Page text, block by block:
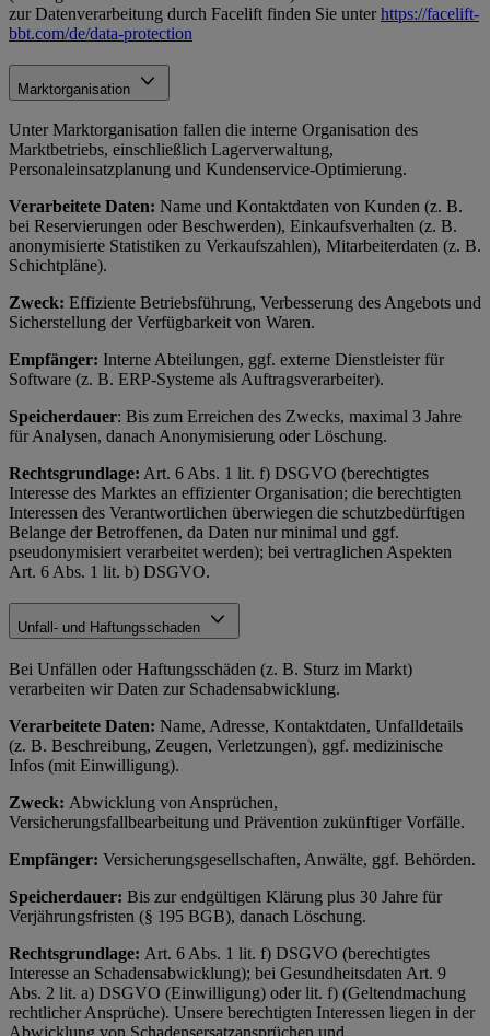
zur Datenverarbeitung durch Facelift finden Sie unter https://facelift-
bbt.com/de/data-protection
Marktorganisation
Unter Marktorganisation fallen die interne Organisation des
Marktbetriebs, einschließlich Lagerverwaltung,
Personaleinsatzplanung und Kundenservice-Optimierung.
Verarbeitete Daten: Name und Kontaktdaten von Kunden (z. B.
bei Reservierungen oder Beschwerden), Einkaufsverhalten (z. B.
anonymisierte Statistiken zu Verkaufszahlen), Mitarbeiterdaten (z. B.
Schichtpläne).
Zweck: Effiziente Betriebsführung, Verbesserung des Angebots und
Sicherstellung der Verfügbarkeit von Waren.
Empfänger: Interne Abteilungen, ggf. externe Dienstleister für
Software (z. B. ERP-Systeme als Auftragsverarbeiter).
Speicherdauer: Bis zum Erreichen des Zwecks, maximal 3 Jahre
für Analysen, danach Anonymisierung oder Löschung.
Rechtsgrundlage: Art. 6 Abs. 1 lit. f) DSGVO (berechtigtes
Interesse des Marktes an effizienter Organisation; die berechtigten
Interessen des Verantwortlichen überwiegen die schutzbedürftigen
Belange der Betroffenen, da Daten nur minimal und ggf.
pseudonymisiert verarbeitet werden); bei vertraglichen Aspekten
Art. 6 Abs. 1 lit. b) DSGVO.
Unfall- und Haftungsschaden
Bei Unfällen oder Haftungsschäden (z. B. Sturz im Markt)
verarbeiten wir Daten zur Schadensabwicklung.
Verarbeitete Daten: Name, Adresse, Kontaktdaten, Unfalldetails
(z. B. Beschreibung, Zeugen, Verletzungen), ggf. medizinische
Infos (mit Einwilligung).
Zweck: Abwicklung von Ansprüchen,
Versicherungsfallbearbeitung und Prävention zukünftiger Vorfälle.
Empfänger: Versicherungsgesellschaften, Anwälte, ggf. Behörden.
Speicherdauer: Bis zur endgültigen Klärung plus 30 Jahre für
Verjährungsfristen (§ 195 BGB), danach Löschung.
Rechtsgrundlage: Art. 6 Abs. 1 lit. f) DSGVO (berechtigtes
Interesse an Schadensabwicklung); bei Gesundheitsdaten Art. 9
Abs. 2 lit. a) DSGVO (Einwilligung) oder lit. f) (Geltendmachung
rechtlicher Ansprüche). Unsere berechtigten Interessen liegen in der
Abwicklung von Schadensersatzansprüchen und